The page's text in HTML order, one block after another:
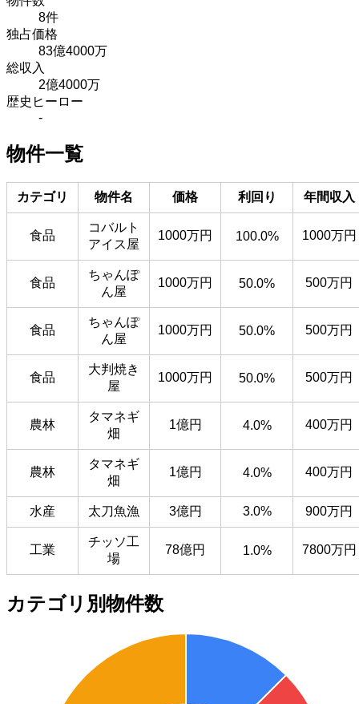
8件
独占価格
83億4000万
総収入
2億4000万
歴史ヒーロー
-
物件一覧
カテゴリ 物件名 価格 利回り 年間収入
食品
コバルト
アイス屋
1000万円 100.0% 1000万円
食品
ちゃんぽ
ん屋
1000万円 50.0% 500万円
食品
ちゃんぽ
ん屋
1000万円 50.0% 500万円
食品
大判焼き
屋
1000万円 50.0% 500万円
農林
タマネギ
畑
1億円 4.0% 400万円
農林
タマネギ
畑
1億円 4.0% 400万円
水産 太刀魚漁 3億円 3.0% 900万円
工業
チッソ工
場
78億円 1.0% 7800万円
カテゴリ別物件数